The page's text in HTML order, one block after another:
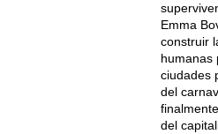
Emma
construir
humanas
ciudades
del
del